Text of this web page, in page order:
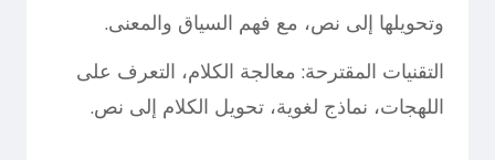
وتحويلها إلى نص، مع فهم السياق والمعنى.
التقنيات المقترحة: معالجة الكلام، التعرف على
اللهجات، نماذج لغوية، تحويل الكلام إلى نص.